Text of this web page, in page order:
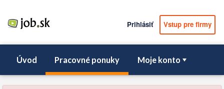
Prihlásiť Vstup pre firmy
Úvod Pracovné ponuky Moje konto